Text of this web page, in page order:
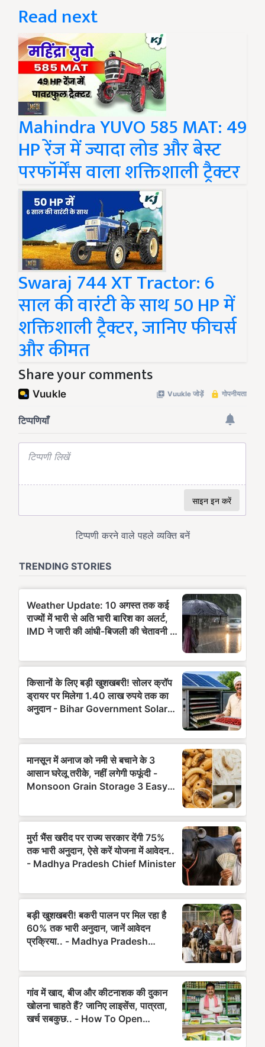
Read next
Mahindra YUVO 585 MAT: 49
HP रेंज में ज्यादा लोड और बेस्ट
परफॉर्मेंस वाला शक्तिशाली ट्रैक्टर
Swaraj 744 XT Tractor: 6
साल की वारंटी के साथ 50 HP में
शक्तिशाली ट्रैक्टर, जानिए फीचर्स
और कीमत
Share your comments